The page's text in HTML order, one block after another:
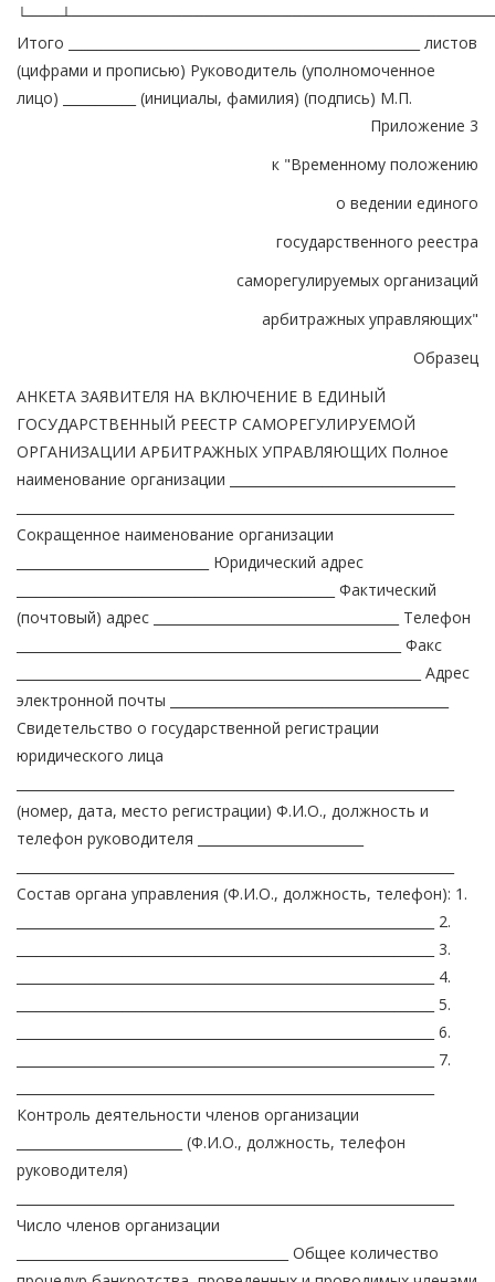
Итого _____________________________________________________ листов
(цифрами и прописью) Руководитель (уполномоченное
лицо) ___________ (инициалы, фамилия) (подпись) М.П.
Приложение 3
к "Временному положению
о ведении единого
государственного реестра
саморегулируемых организаций
арбитражных управляющих"
Образец
АНКЕТА ЗАЯВИТЕЛЯ НА ВКЛЮЧЕНИЕ В ЕДИНЫЙ
ГОСУДАРСТВЕННЫЙ РЕЕСТР САМОРЕГУЛИРУЕМОЙ
ОРГАНИЗАЦИИ АРБИТРАЖНЫХ УПРАВЛЯЮЩИХ Полное
наименование организации __________________________________
Сокращенное наименование организации
_____________________________ Юридический адрес
________________________________________________ Фактический
(почтовый) адрес _____________________________________ Телефон
__________________________________________________________ Факс
_____________________________________________________________ Адрес
электронной почты __________________________________________
Свидетельство о государственной регистрации
юридического лица
(номер, дата, место регистрации) Ф.И.О., должность и
телефон руководителя _________________________
Состав органа управления (Ф.И.О., должность, телефон): 1.
_______________________________________________________________ 2.
_______________________________________________________________ 3.
_______________________________________________________________ 4.
_______________________________________________________________ 5.
_______________________________________________________________ 6.
_______________________________________________________________ 7.
Контроль деятельности членов организации
_________________________ (Ф.И.О., должность, телефон
руководителя)
Число членов организации
_________________________________________ Общее количество